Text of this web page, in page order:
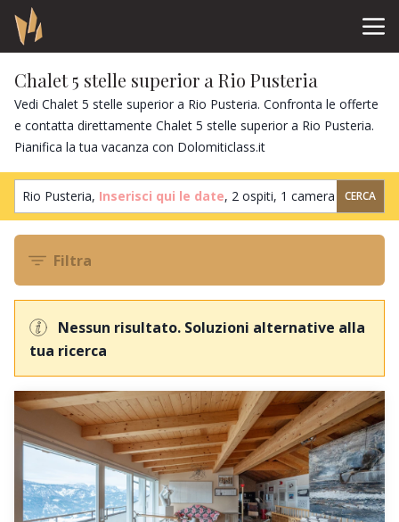
Chalet 5 stelle superior a Rio Pusteria
Vedi Chalet 5 stelle superior a Rio Pusteria. Confronta le offerte
e contatta direttamente Chalet 5 stelle superior a Rio Pusteria.
Pianifica la tua vacanza con Dolomiticlass.it
Rio Pusteria, Inserisci qui le date, 2 ospiti, 1 camera CERCA
Filtra
Nessun risultato. Soluzioni alternative alla
tua ricerca